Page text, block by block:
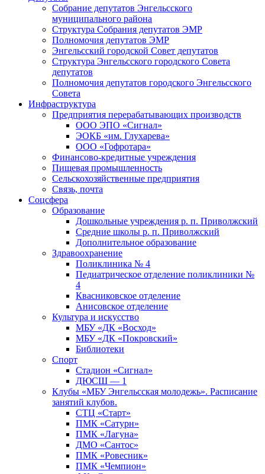
Собрание депутатов Энгельсского
муниципального района
Структура Собрания депутатов ЭМР
Полномочия депутатов ЭМР
Энгельсский городской Совет депутатов
Структура Энгельсского городского Совета
депутатов
Полномочия депутатов городского Энгельсского
Совета
Инфраструктура
Предприятия перерабатывающих производств
ООО ЭПО «Сигнал»
ЭОКБ «им. Глухарева»
ООО «Гофротара»
Финансово-кредитные учреждения
Пищевая промышленность
Сельскохозяйственные предприятия
Связь, почта
Соцсфера
Образование
Дошкольные учреждения р. п. Приволжский
Средние школы р. п. Приволжский
Дополнительное образование
Здравоохранение
Поликлиника № 4
Педиатрическое отделение поликлиники №
4
Квасниковское отделение
Анисовское отделение
Культура и искусство
МБУ «ДК «Восход»
МБУ «ДК «Покровский»
Библиотеки
Спорт
Стадион «Сигнал»
ДЮСШ — 1
Клубы «МБУ Энгельсская молодежь». Расписание
занятий клубов.
СТЦ «Старт»
ПМК «Сатурн»
ПМК «Лагуна»
ДМО «Сантос»
ПМК «Ровесник»
ПМК «Чемпион»